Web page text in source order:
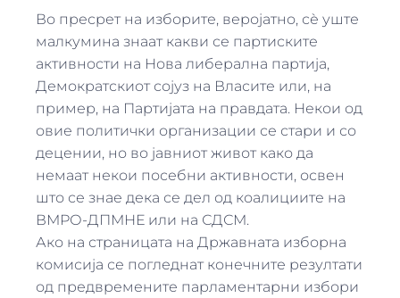
Во пресрет на изборите, веројатно, сѐ уште
малкумина знаат какви се партиските
активности на Нова либерална партија,
Демократскиот сојуз на Власите или, на
пример, на Партијата на правдата. Некои од
овие политички организации се стари и со
децении, но во јавниот живот како да
немаат некои посебни активности, освен
што се знае дека се дел од коалициите на
ВМРО-ДПМНЕ или на СДСМ.
Ако на страницата на Државната изборна
комисија се погледнат конечните резултати
од предвремените парламентарни избори